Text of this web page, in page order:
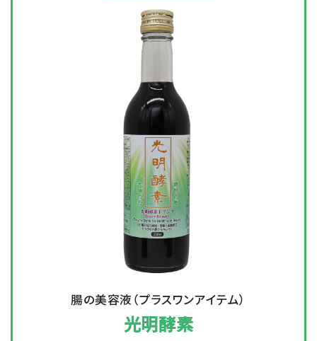
腸の美容液（プラスワンアイテム）
光明酵素